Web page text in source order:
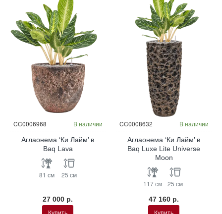
CC0006968 В наличии
Аглаонема ‘Ки Лайм’ в
Baq Lava
81 см 25 см
27 000 р.
CC0008632 В наличии
Аглаонема ‘Ки Лайм’ в
Baq Luxe Lite Universe
Moon
117 см 25 см
47 160 р.